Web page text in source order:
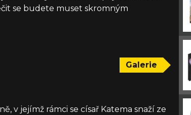
se budete muset skromným
Galerie
v jejímž rámci se císař Katema snaží ze